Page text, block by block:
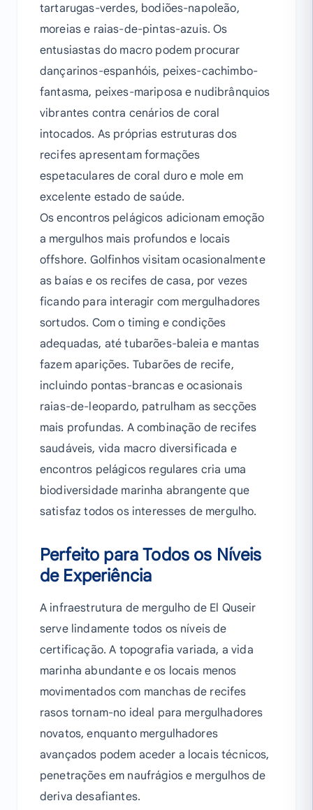
tartarugas-verdes, bodiões-napoleão,
moreias e raias-de-pintas-azuis. Os
entusiastas do macro podem procurar
dançarinos-espanhóis, peixes-cachimbo-
fantasma, peixes-mariposa e nudibrânquios
vibrantes contra cenários de coral
intocados. As próprias estruturas dos
recifes apresentam formações
espetaculares de coral duro e mole em
excelente estado de saúde.
Os encontros pelágicos adicionam emoção
a mergulhos mais profundos e locais
offshore. Golfinhos visitam ocasionalmente
as baías e os recifes de casa, por vezes
ficando para interagir com mergulhadores
sortudos. Com o timing e condições
adequadas, até tubarões-baleia e mantas
fazem aparições. Tubarões de recife,
incluindo pontas-brancas e ocasionais
raias-de-leopardo, patrulham as secções
mais profundas. A combinação de recifes
saudáveis, vida macro diversificada e
encontros pelágicos regulares cria uma
biodiversidade marinha abrangente que
satisfaz todos os interesses de mergulho.
Perfeito para Todos os Níveis
de Experiência
A infraestrutura de mergulho de El Quseir
serve lindamente todos os níveis de
certificação. A topografia variada, a vida
marinha abundante e os locais menos
movimentados com manchas de recifes
rasos tornam-no ideal para mergulhadores
novatos, enquanto mergulhadores
avançados podem aceder a locais técnicos,
penetrações em naufrágios e mergulhos de
deriva desafiantes.